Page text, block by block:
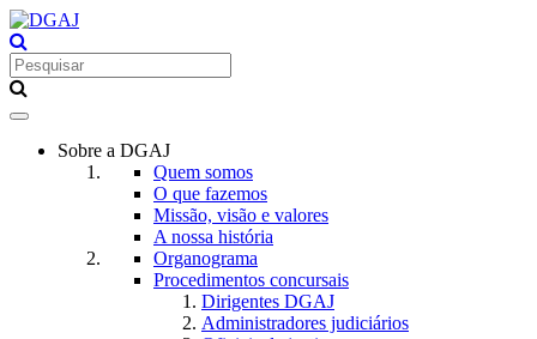
Toggle
navigationSobre a DGAJ
Quem somos
O que fazemos
Missão, visão e valores
A nossa história
Organograma
Procedimentos concursais
Dirigentes DGAJ
Administradores judiciários